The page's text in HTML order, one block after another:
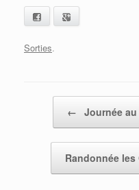
Facebook
Sorties.
← Journée
Randonnée